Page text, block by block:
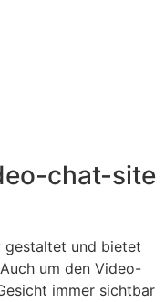
chat-site
gestaltet und bietet
um den Video-
immer sichtbar